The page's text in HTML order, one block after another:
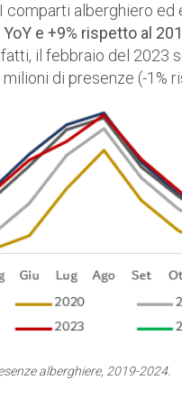
comparti alberghiero ed
e +9% rispetto al
il febbraio del 2023
di presenze (-1%
alberghiere, 2019-2024.